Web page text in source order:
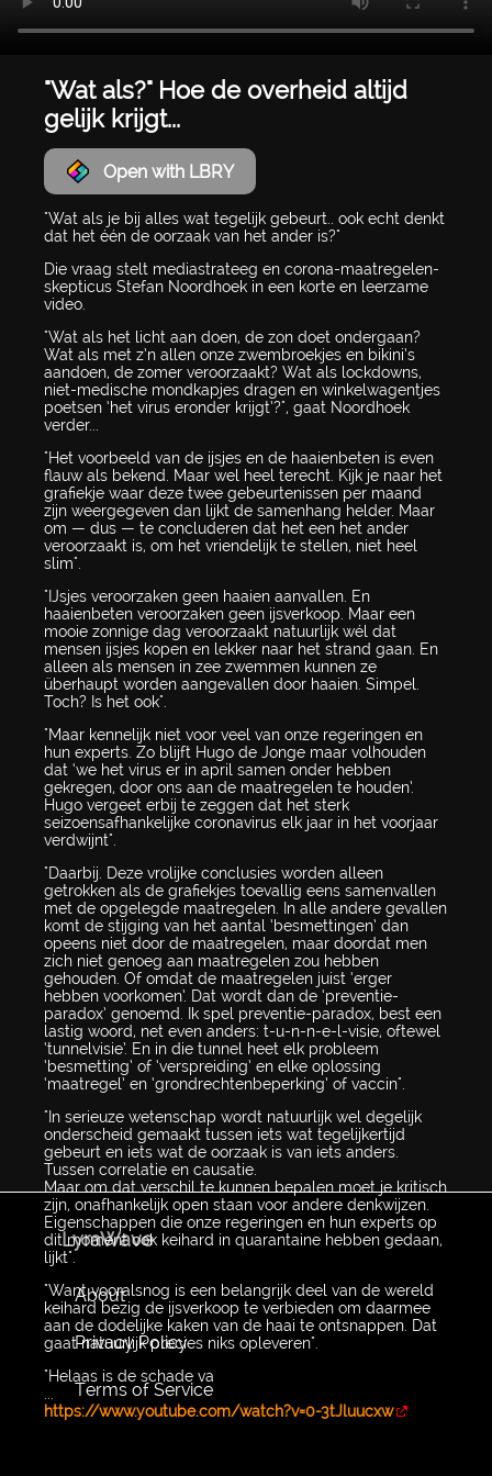
"Wat als?" Hoe de overheid altijd
gelijk krijgt...
Open with LBRY
"Wat als je bij alles wat tegelijk gebeurt.. ook echt denkt
dat het één de oorzaak van het ander is?"
Die vraag stelt mediastrateeg en corona-maatregelen-
skepticus Stefan Noordhoek in een korte en leerzame
video.
"Wat als het licht aan doen, de zon doet ondergaan?
Wat als met z’n allen onze zwembroekjes en bikini’s
aandoen, de zomer veroorzaakt? Wat als lockdowns,
niet-medische mondkapjes dragen en winkelwagentjes
poetsen ‘het virus eronder krijgt’?", gaat Noordhoek
verder...
"Het voorbeeld van de ijsjes en de haaienbeten is even
flauw als bekend. Maar wel heel terecht. Kijk je naar het
grafiekje waar deze twee gebeurtenissen per maand
zijn weergegeven dan lijkt de samenhang helder. Maar
om — dus — te concluderen dat het een het ander
veroorzaakt is, om het vriendelijk te stellen, niet heel
slim".
"IJsjes veroorzaken geen haaien aanvallen. En
haaienbeten veroorzaken geen ijsverkoop. Maar een
mooie zonnige dag veroorzaakt natuurlijk wél dat
mensen ijsjes kopen en lekker naar het strand gaan. En
alleen als mensen in zee zwemmen kunnen ze
überhaupt worden aangevallen door haaien. Simpel.
Toch? Is het ook".
"Maar kennelijk niet voor veel van onze regeringen en
hun experts. Zo blijft Hugo de Jonge maar volhouden
dat ‘we het virus er in april samen onder hebben
gekregen, door ons aan de maatregelen te houden’.
Hugo vergeet erbij te zeggen dat het sterk
seizoensafhankelijke coronavirus elk jaar in het voorjaar
verdwijnt".
"Daarbij. Deze vrolijke conclusies worden alleen
getrokken als de grafiekjes toevallig eens samenvallen
met de opgelegde maatregelen. In alle andere gevallen
komt de stijging van het aantal ‘besmettingen’ dan
opeens niet door de maatregelen, maar doordat men
zich niet genoeg aan maatregelen zou hebben
gehouden. Of omdat de maatregelen juist ‘erger
hebben voorkomen’. Dat wordt dan de ‘preventie-
paradox’ genoemd. Ik spel preventie-paradox, best een
lastig woord, net even anders: t-u-n-n-e-l-visie, oftewel
‘tunnelvisie’. En in die tunnel heet elk probleem
‘besmetting’ of ‘verspreiding’ en elke oplossing
‘maatregel’ en ‘grondrechtenbeperking’ of vaccin".
"In serieuze wetenschap wordt natuurlijk wel degelijk
onderscheid gemaakt tussen iets wat tegelijkertijd
gebeurt en iets wat de oorzaak is van iets anders.
Tussen correlatie en causatie.
Maar om dat verschil te kunnen bepalen moet je kritisch
zijn, onafhankelijk open staan voor andere denkwijzen.
Eigenschappen die onze regeringen en hun experts op
dit moment ook keihard in quarantaine hebben gedaan,
lijkt".
"Want vooralsnog is een belangrijk deel van de wereld
keihard bezig de ijsverkoop te verbieden om daarmee
aan de dodelijke kaken van de haai te ontsnappen. Dat
gaat natuurlijk precies niks opleveren".
"Helaas is de schade va
...
https://www.youtube.com/watch?v=0-3tJluucxw
LyraWave
About
Privacy Policy
Terms of Service